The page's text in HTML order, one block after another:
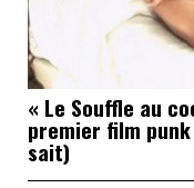
« Le Souffle au
premier film
sait)